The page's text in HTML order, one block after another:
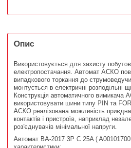
Опис
Використовується для захисту
електропостачання. Автомат АСКО
випадкового торкання до
монтується в електричні розподільні
Конструкція автоматичного вимикача
використовувати шини типу PIN та
АСКО реалізована можливість
контактів і пристроїв, наприклад
роз'єднувачів мінімальної напруги.
Автомат ВА-2017 3P C 25A (